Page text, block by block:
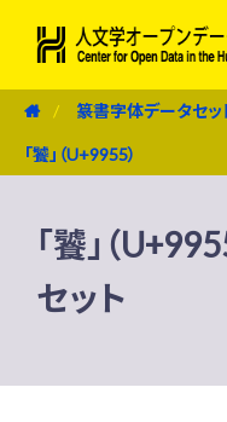
篆書字体データセッ
「饕」（U+9955）
「饕」（
セット